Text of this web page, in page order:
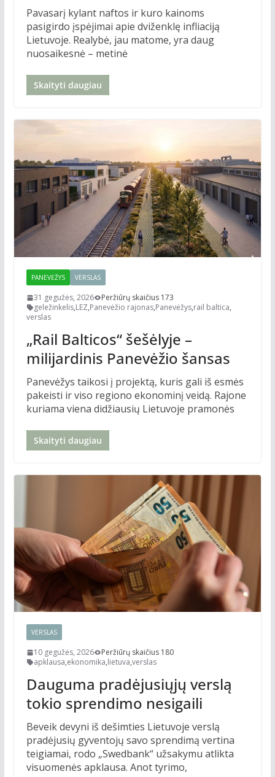
Pavasarį kylant naftos ir kuro kainoms
pasigirdo įspėjimai apie dviženklę infliaciją
Lietuvoje. Realybė, jau matome, yra daug
nuosaikesnė – metinė
Skaityti daugiau
PANEVĖŽYS VERSLAS
31 gegužės, 2026
Peržiūrų skaičius 173
geležinkelis,LEZ,Panevėžio rajonas,Panevėžys,rail baltica,
verslas
„Rail Balticos“ šešėlyje –
milijardinis Panevėžio šansas
Panevėžys taikosi į projektą, kuris gali iš esmės
pakeisti ir viso regiono ekonominį veidą. Rajone
kuriama viena didžiausių Lietuvoje pramonės
Skaityti daugiau
VERSLAS
10 gegužės, 2026
Peržiūrų skaičius 180
apklausa,ekonomika,lietuva,verslas
Dauguma pradėjusiųjų verslą
tokio sprendimo nesigaili
Beveik devyni iš dešimties Lietuvoje verslą
pradėjusių gyventojų savo sprendimą vertina
teigiamai, rodo „Swedbank“ užsakymu atlikta
visuomenės apklausa. Anot tyrimo,